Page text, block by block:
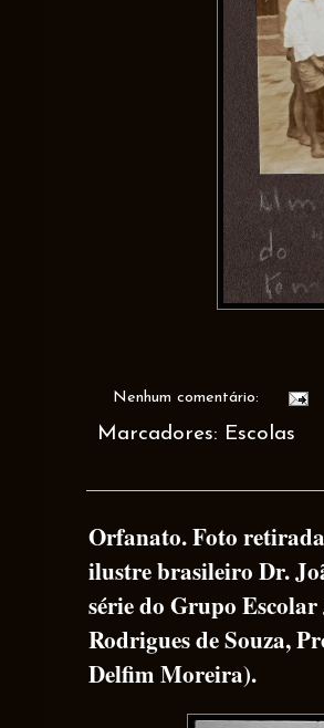
Nenhum comentário:
Marcadores: Escolas
Orfanato. Foto
ilustre brasileiro Dr.
série do Grupo
Rodrigues de Souza,
Delfim Moreira).